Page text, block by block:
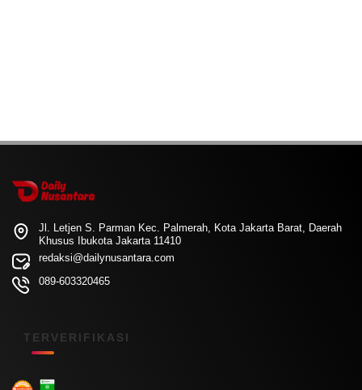
Jl. Letjen S. Parman Kec. Palmerah, Kota Jakarta Barat, Daerah
Khusus Ibukota Jakarta 11410
redaksi@dailynusantara.com
089-603320465
TERVERIFIKASI